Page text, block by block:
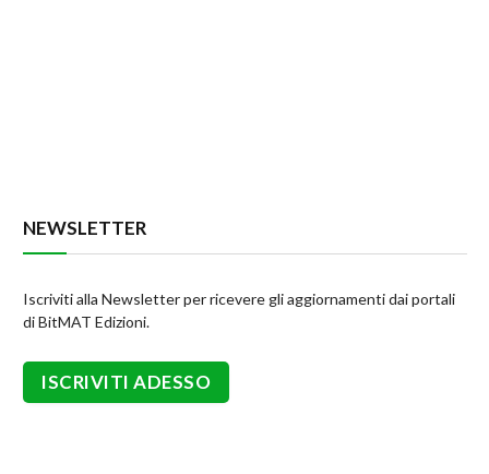
NEWSLETTER
Iscriviti alla Newsletter per ricevere gli aggiornamenti dai portali
di BitMAT Edizioni.